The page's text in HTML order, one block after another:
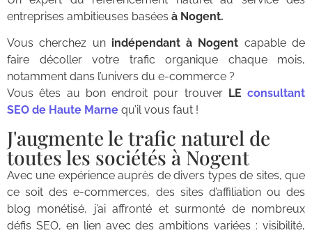
entreprises ambitieuses basées à Nogent.
Vous cherchez un indépendant à Nogent capable de
faire décoller votre trafic organique chaque mois,
notamment dans l’univers du e-commerce ?
Vous êtes au bon endroit pour trouver LE consultant
SEO de Haute Marne qu’il vous faut !
J'augmente le trafic naturel de
toutes les sociétés à Nogent
Avec une expérience auprès de divers types de sites, que
ce soit des e-commerces, des sites d’affiliation ou des
blog monétisé, j’ai affronté et surmonté de nombreux
défis SEO, en lien avec des ambitions variées : visibilité,